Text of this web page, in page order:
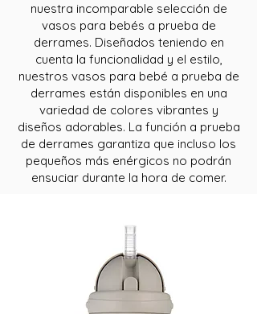
nuestra incomparable selección de
vasos para bebés a prueba de
derrames. Diseñados teniendo en
cuenta la funcionalidad y el estilo,
nuestros vasos para bebé a prueba de
derrames están disponibles en una
variedad de colores vibrantes y
diseños adorables. La función a prueba
de derrames garantiza que incluso los
pequeños más enérgicos no podrán
ensuciar durante la hora de comer.